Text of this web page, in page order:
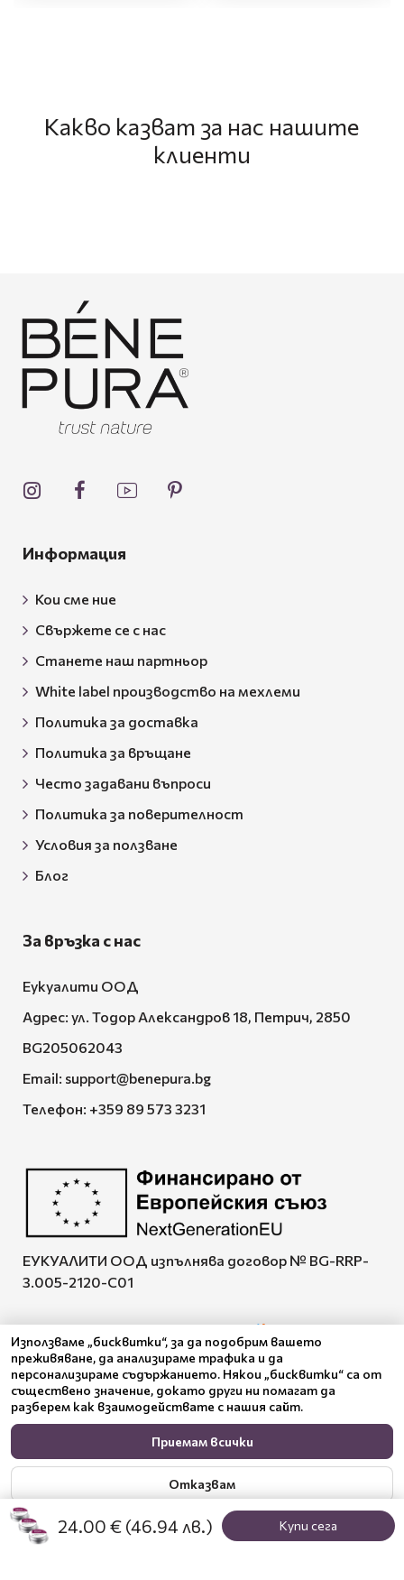
Какво казват за нас нашите
клиенти
24.00 € (46.94 лв.) Купи сега
Информация
Кои сме ние
Свържете се с нас
Станете наш партньор
White label производство на мехлеми
Политика за доставка
Политика за връщане
Често задавани въпроси
Политика за поверителност
Условия за ползване
Блог
За връзка с нас
Еукуалити ООД
Адрес: ул. Тодор Александров 18, Петрич, 2850
BG205062043
Email: support@benepura.bg
Телефон: +359 89 573 3231
ЕУКУАЛИТИ ООД изпълнява договор № BG-RRP-
3.005-2120-C01
Pazaruvaj - Надежден
помощник за покупки
© 2024 Benepura Trust Nature. All Rights Reserved
Използваме „бисквитки“, за да подобрим вашето
преживяване, да анализираме трафика и да
персонализираме съдържанието. Някои „бисквитки“ са от
съществено значение, докато други ни помагат да
разберем как взаимодействате с нашия сайт.
Приемам всички
Отказвам
Настройки Политика за поверителност